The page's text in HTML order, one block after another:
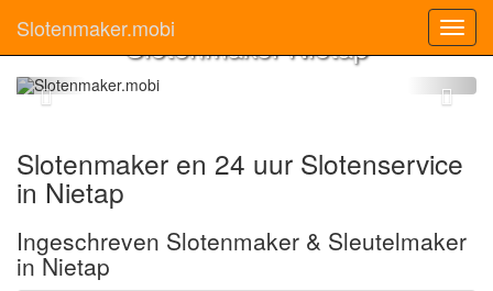
Slotenmaker.mobiSlotenmaker Nietap
Slotenmaker en 24 uur Slotenservice
in Nietap
Ingeschreven Slotenmaker & Sleutelmaker
in Nietap